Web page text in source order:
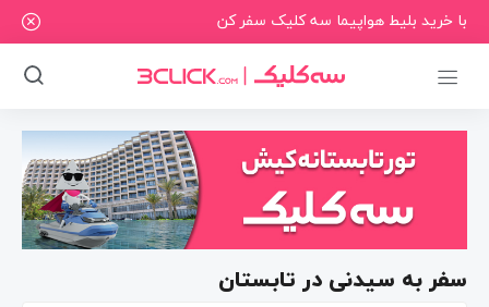
با خرید بلیط هواپیما سه کلیک سفر کن
سفر به سیدنی در تابستان